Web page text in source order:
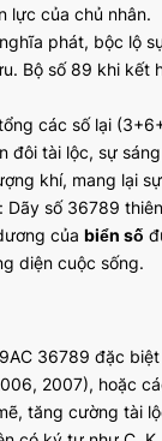
lực của chủ nhân.
nghĩa phát, bộc
Bộ số 89 khi kết
các số lại
đôi tài lộc, sự
khí, mang lại
Dãy số 36789
của biển số
diện cuộc sống.
36789 đặc biệt
2007), hoặc
tăng cường tài